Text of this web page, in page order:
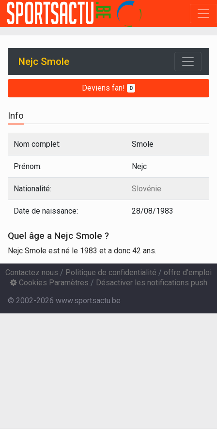
Nejc Smole
Deviens fan! 0
Info
Nom complet: Smole
Prénom: Nejc
Nationalité: Slovénie
Date de naissance: 28/08/1983
Quel âge a Nejc Smole ?
Nejc Smole est né le 1983 et a donc 42 ans.
Contactez nous / Politique de confidentialité / offre d'emploi
Cookies Paramètres / Désactiver les notifications push
© 2002-2026 www.sportsactu.be